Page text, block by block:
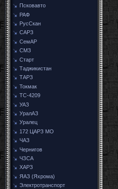
Псковавто
РАФ
РусСкан
САРЗ
СемАР
СМЗ
Старт
Таджикистан
ТАРЗ
Токмак
ТС-4209
УАЗ
УралАЗ
Уралец
172 ЦАРЗ МО
ЧАЗ
Чернигов
ЧЗСА
ХАРЗ
ЯАЗ (Яхрома)
Электротранспорт